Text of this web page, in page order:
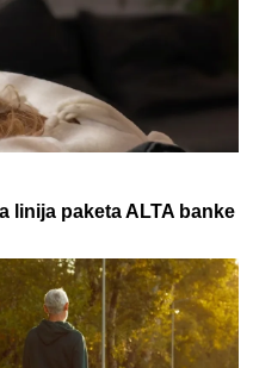
linija paketa ALTA banke